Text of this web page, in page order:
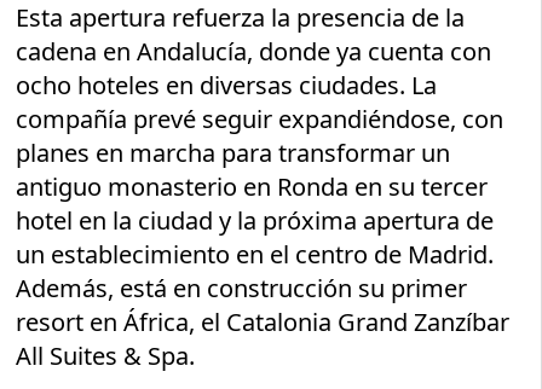
Esta apertura refuerza la presencia de la
cadena en Andalucía, donde ya cuenta con
ocho hoteles en diversas ciudades. La
compañía prevé seguir expandiéndose, con
planes en marcha para transformar un
antiguo monasterio en Ronda en su tercer
hotel en la ciudad y la próxima apertura de
un establecimiento en el centro de Madrid.
Además, está en construcción su primer
resort en África, el Catalonia Grand Zanzíbar
All Suites & Spa.